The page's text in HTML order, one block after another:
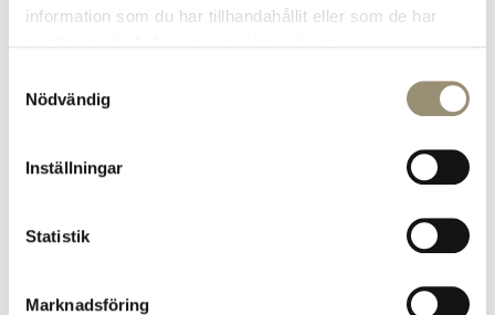
information som du har tillhandahållit eller som de har
Nödvändig
Inställningar
Statistik
Marknadsföring
Mission